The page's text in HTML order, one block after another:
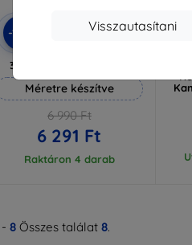
Visszautasítani
-10%
Kedvezmény
EXTRA10
3mk Hammer védőfólia
Méretre készítve
6 990 Ft
6 291 Ft
Raktáron 4 darab
- 8 Összes találat 8.